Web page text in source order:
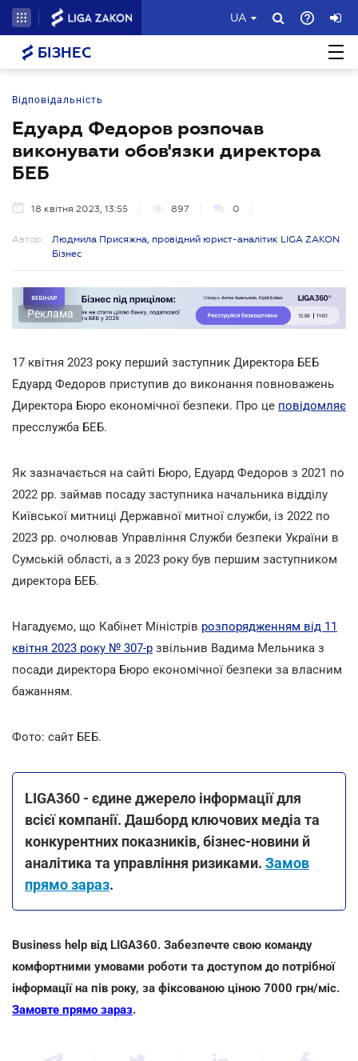
UA
БІЗНЕС
Відповідальність
Едуард Федоров розпочав
виконувати обов'язки директора
БЕБ
18 квітня 2023, 13:55 897 0
Автор:
Людмила Присяжна, провідний юрист-аналітик LIGA ZAKON
Бізнес
Реклама
17 квітня 2023 року перший заступник Директора БЕБ
Едуард Федоров приступив до виконання повноважень
Директора Бюро економічної безпеки. Про це повідомляє
пресслужба БЕБ.
Як зазначається на сайті Бюро, Едуард Федоров з 2021 по
2022 рр. займав посаду заступника начальника відділу
Київської митниці Державної митної служби, із 2022 по
2023 рр. очолював Управління Служби безпеки України в
Сумській області, а з 2023 року був першим заступником
директора БЕБ.
Нагадуємо, що Кабінет Міністрів розпорядженням від 11
квітня 2023 року № 307-р звільнив Вадима Мельника з
посади директора Бюро економічної безпеки за власним
бажанням.
Фото: сайт БЕБ.
LIGA360 - єдине джерело інформації для
всієї компанії. Дашборд ключових медіа та
конкурентних показників, бізнес-новини й
аналітика та управління ризиками. Замов
прямо зараз.
Business help від LIGA360. Забезпечте свою команду
комфортними умовами роботи та доступом до потрібної
інформації на пів року, за фіксованою ціною 7000 грн/міс.
Замовте прямо зараз.